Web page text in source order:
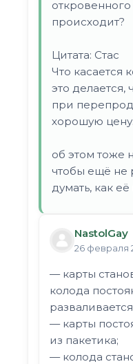
происходит?
Цитата: Стас
Что касается
это
при
хорошую цену.
об этом тоже
чтобы ещё не
думать, как
NastolGay
26 февраля
— карты
колода
— карты
из пакетика;
— колода